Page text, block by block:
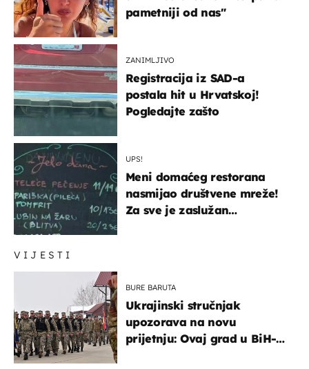
VIJESTI
BURE BARUTA
Ukrajinski stručnjak
upozorava na novu
prijetnju: Ovaj grad u BiH-u
pametniji od nas"
ZANIMLJIVO
Registracija iz SAD-a
postala hit u Hrvatskoj!
Pogledajte zašto
UPS!
Meni domaćeg restorana
nasmijao društvene mreže!
Za sve je zaslužan